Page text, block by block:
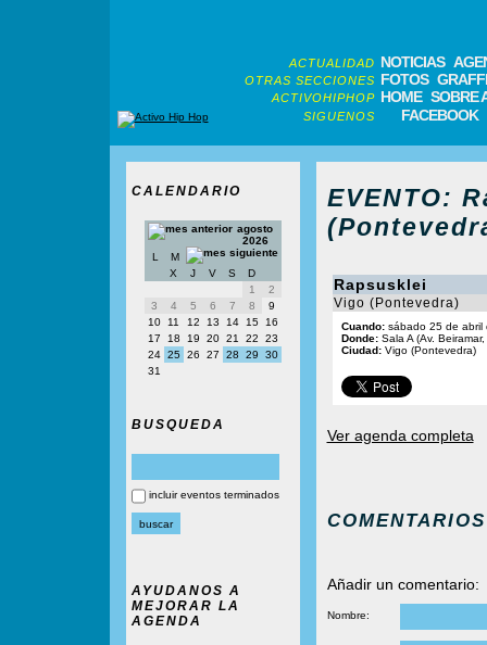
ACTUALIDAD NOTICIAS
OTRAS SECCIONES FOTOS
ACTIVOHIPHOP HOME SOBRE
SIGUENOS FACEBOOK
CALENDARIO
agosto
2026
L
M
X
J V S
D
1
2
3
4 5 6 7 8
9
10
11 12 13 14 15
16
17
18 19 20 21 22
23
24 25 26 27 28 29
30
31
BUSQUEDA
incluir eventos terminados
AYUDANOS A
MEJORAR LA
AGENDA
EVENTO:
Rapsusklei
Vigo (Pontevedra)
Cuando:sábado 25 de abril
Donde:Sala A (Av. Beiramar,
Ciudad:Vigo (Pontevedra)
Ver agenda completa
COMENTARIOS
Añadir un comentario:
Nombre: